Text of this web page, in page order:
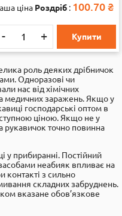
цінаРоздріб :95.11₴
- + Купити
роль деяких дрібничок
Одноразові чи
нас від хімічних
медичних заражень. Якщо у
господарські оптом в
ціною. Якщо не у
рукавичок точно повинна
у прибиранні. Постійний
неабияк впливає на
контакті з сильно
складних забруднень.
вказане обов’язкове